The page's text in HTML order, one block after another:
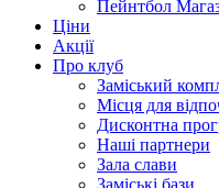
Пейнтбол
Ціни
Акції
Про клуб
Заміський
Місця для
Дисконтна
Наші партнери
Зала слави
Заміські бази